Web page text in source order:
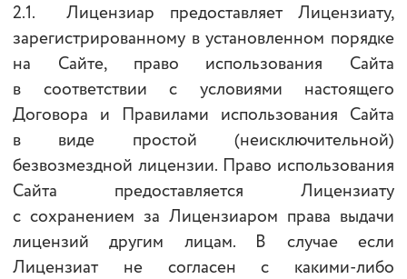
2.1. Лицензиар предоставляет Лицензиату,
зарегистрированному в установленном порядке
на Сайте, право использования Сайта
в соответствии с условиями настоящего
Договора и Правилами использования Сайта
в виде простой (неисключительной)
безвозмездной лицензии. Право использования
Сайта предоставляется Лицензиату
с сохранением за Лицензиаром права выдачи
лицензий другим лицам. В случае если
Лицензиат не согласен с какими-либо